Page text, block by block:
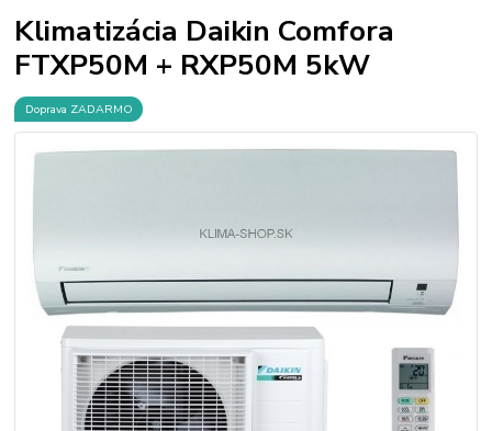
Klimatizácia Daikin Comfora
FTXP50M + RXP50M 5kW
Doprava ZADARMO